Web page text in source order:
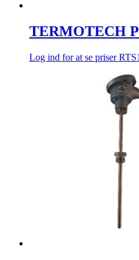
TERMOTECH
Log ind for at se priser